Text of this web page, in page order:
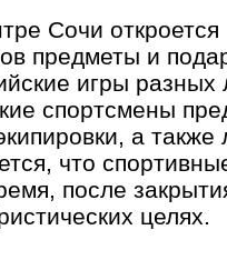
Сочи
предметы и
игры разных
спортсмены
а
что
после
целях.